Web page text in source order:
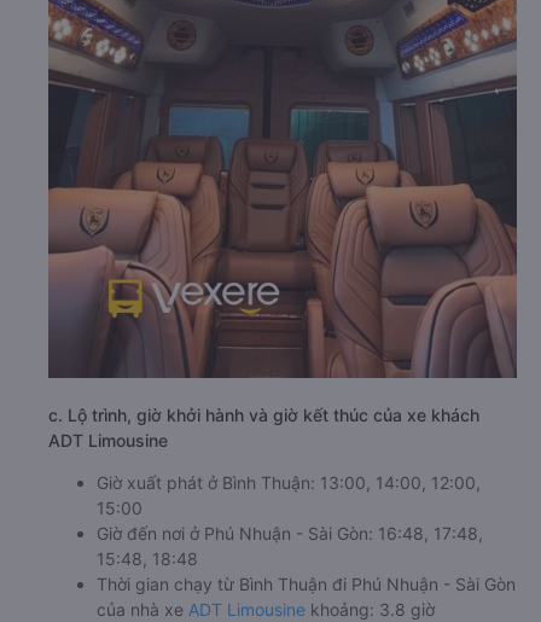
c. Lộ trình, giờ khởi hành và giờ kết thúc của xe khách
ADT Limousine
Giờ xuất phát ở Bình Thuận: 13:00, 14:00, 12:00,
15:00
Giờ đến nơi ở Phú Nhuận - Sài Gòn: 16:48, 17:48,
15:48, 18:48
Thời gian chạy từ Bình Thuận đi Phú Nhuận - Sài Gòn
của nhà xe ADT Limousine khoảng: 3.8 giờ